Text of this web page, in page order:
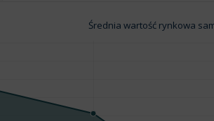
Średnia wartość rynkowa